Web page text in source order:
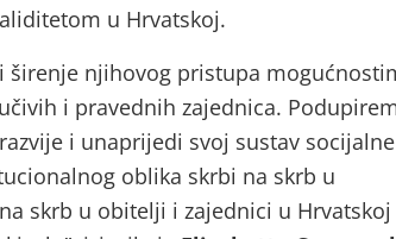
u Hrvatskoj.
širenje njihovog pristupa
i pravednih zajednica.
i unaprijedi svoj sustav socijalne
oblika skrbi na skrb u
skrb u obitelji i zajednici u Hrvatskoj